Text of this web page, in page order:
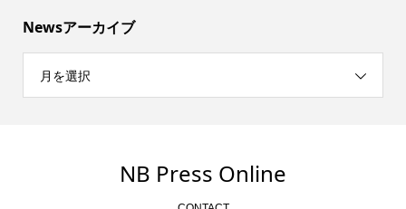
Newsアーカイブ
月を選択
NB Press Online